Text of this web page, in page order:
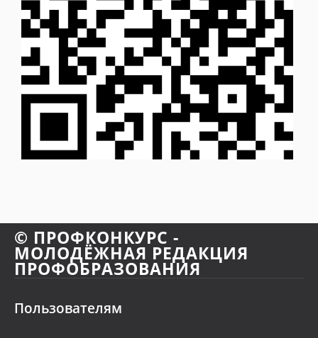
© ПРОФКОНКУРС -
МОЛОДЁЖНАЯ РЕДАКЦИЯ
ПРОФОБРАЗОВАНИЯ
Пользователям